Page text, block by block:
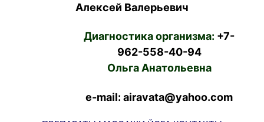
Алексей Валерьевич
Диагностика организма: +7-
962-558-40-94
Ольга Анатольевна
e-mail: airavata@yahoo.com